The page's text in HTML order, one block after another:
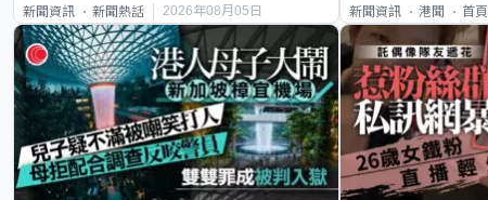
新聞資訊 新聞熱話 2026年08月05日 新聞資訊 港聞 首